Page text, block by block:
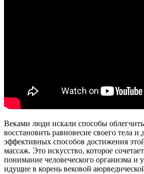
Веками люди искали способы
восстановить равновесие своего тела
эффективных способов достижения
массаж. Это искусство, которое
понимание человеческого организма и
идущие в корень вековой